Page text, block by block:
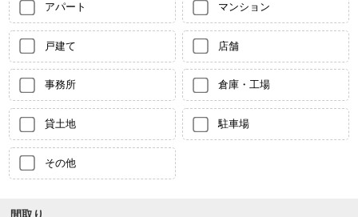
アパート マンション
戸建て 店舗
事務所 倉庫・工場
貸土地 駐車場
その他